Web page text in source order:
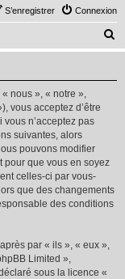
Connexion
S’enregistrer
e
nous », « notre »,
vous acceptez d’être
n’acceptez pas
suivantes, alors
pouvons modifier
pour que vous en soyez
celles-ci par vous-
que des changements
des conditions
par « ils », « eux »,
Limited »,
sous la licence «